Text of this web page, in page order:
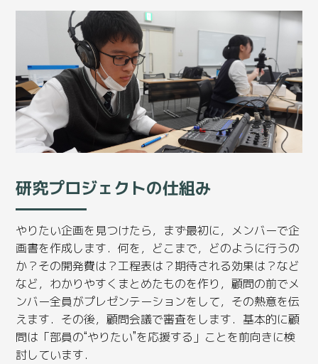
研究プロジェクトの仕組み
やりたい企画を見つけたら，まず最初に，メンバーで企
画書を作成します．何を，どこまで，どのように行うの
か？その開発費は？工程表は？期待される効果は？など
など，わかりやすくまとめたものを作り，顧問の前でメ
ンバー全員がプレゼンテーションをして，その熱意を伝
えます．その後，顧問会議で審査をします．基本的に顧
問は「部員の“やりたい”を応援する」ことを前向きに検
討しています．